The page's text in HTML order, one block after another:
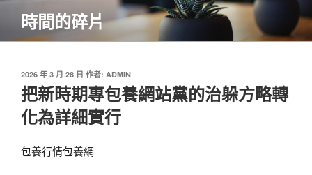
主
時間的碎片
發
佈
於
2026 年 3 月 28 日 作者: ADMIN
把新時期專包養網站黨的治躲方略轉
化為詳細實行
包養行情包養網